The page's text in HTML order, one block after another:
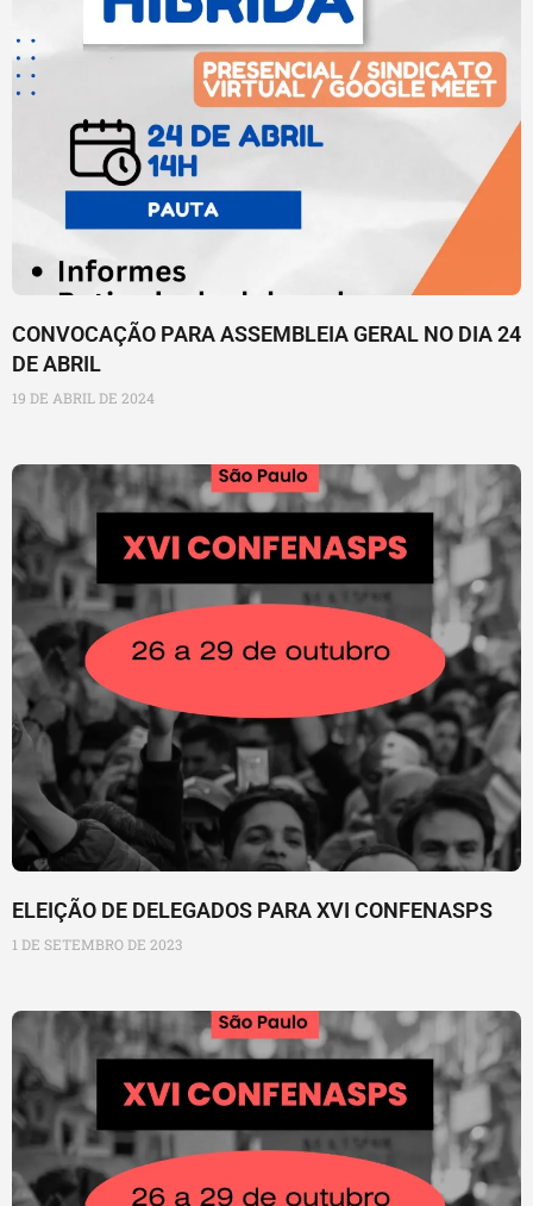
CONVOCAÇÃO PARA ASSEMBLEIA GERAL NO DIA 24
DE ABRIL
19 DE ABRIL DE 2024
ELEIÇÃO DE DELEGADOS PARA XVI CONFENASPS
1 DE SETEMBRO DE 2023